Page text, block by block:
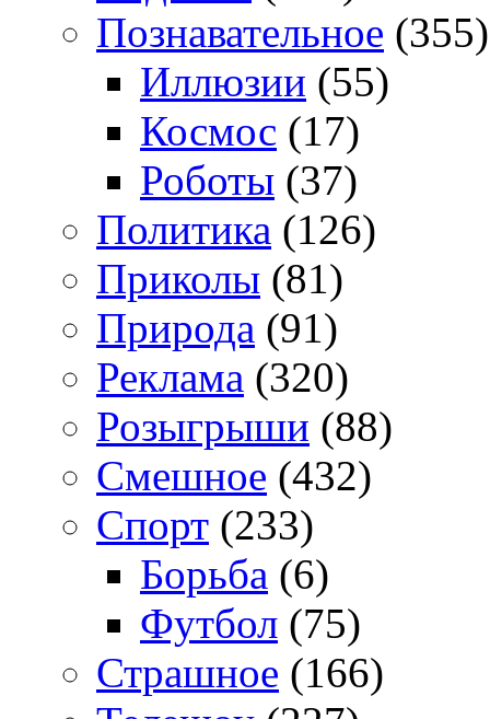
Познавательное (355)
Иллюзии (55)
Космос (17)
Роботы (37)
Политика (126)
Приколы (81)
Природа (91)
Реклама (320)
Розыгрыши (88)
Смешное (432)
Спорт (233)
Борьба (6)
Футбол (75)
Страшное (166)